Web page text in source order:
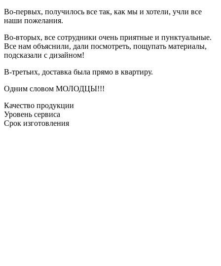
Во-первых, получилось все так, как мы и хотели, учли все
наши пожелания.
Во-вторых, все сотрудники очень приятные и пунктуальные.
Все нам объяснили, дали посмотреть, пощупать материалы,
подсказали с дизайном!
В-третьих, доставка была прямо в квартиру.
Одним словом МОЛОДЦЫ!!!
Качество продукции
Уровень сервиса
Срок изготовления